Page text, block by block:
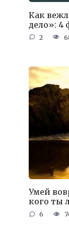
Как
дело»: 4
2
Умей
кого ты
6